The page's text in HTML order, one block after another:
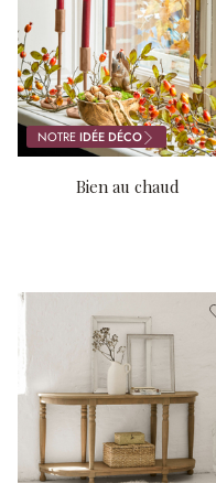
NOTREIDÉE DÉCO
Bien au chaud